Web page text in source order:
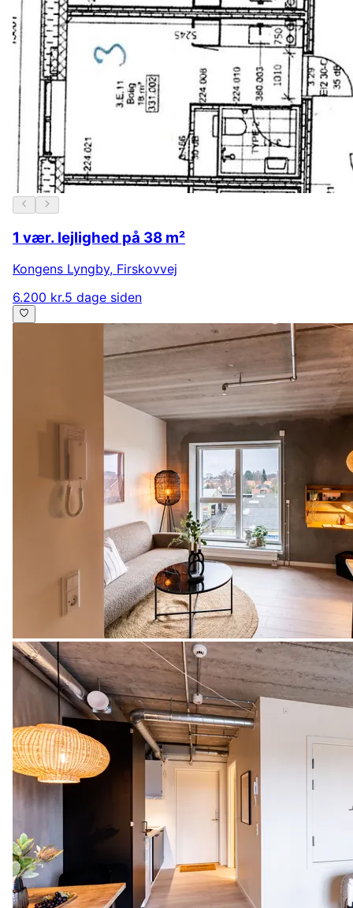
1 vær. lejlighed på 38 m²
Kongens Lyngby, Firskovvej
6.200 kr.5 dage siden